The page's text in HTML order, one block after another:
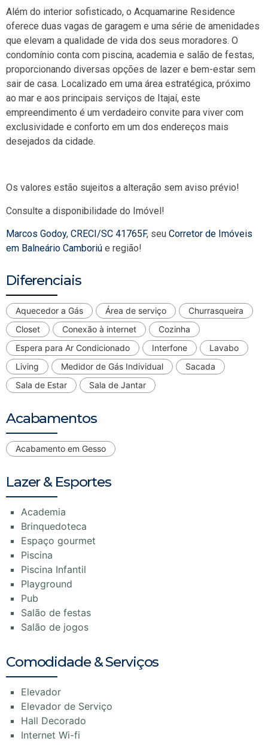
Além do interior sofisticado, o Acquamarine Residence
oferece duas vagas de garagem e uma série de amenidades
que elevam a qualidade de vida dos seus moradores. O
condomínio conta com piscina, academia e salão de festas,
proporcionando diversas opções de lazer e bem-estar sem
sair de casa. Localizado em uma área estratégica, próximo
ao mar e aos principais serviços de Itajaí, este
empreendimento é um verdadeiro convite para viver com
exclusividade e conforto em um dos endereços mais
desejados da cidade.
Os valores estão sujeitos a alteração sem aviso prévio!
Consulte a disponibilidade do Imóvel!
Marcos Godoy, CRECI/SC 41765F, seu Corretor de Imóveis
em Balneário Camboriú e região!
Diferenciais
Aquecedor a Gás Área de serviço
Churrasqueira
Closet
Conexão à internet
Cozinha
Espera para Ar Condicionado
Interfone
Lavabo
Living
Medidor de Gás Individual
Sacada
Sala de Estar
Sala de Jantar
Acabamentos
Acabamento em Gesso
Lazer & Esportes
Academia
Brinquedoteca
Espaço gourmet
Piscina
Piscina Infantil
Playground
Pub
Salão de festas
Salão de jogos
Comodidade & Serviços
Elevador
Elevador de Serviço
Hall Decorado
Internet Wi-fi